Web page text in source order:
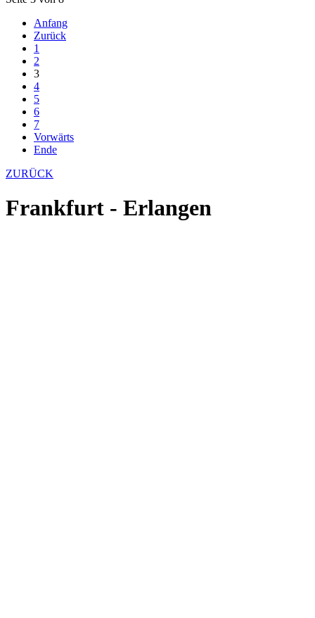
Anfang
Zurück
1
2
3
4
5
6
7
Vorwärts
Ende
ZURÜCK
Frankfurt - Erlangen